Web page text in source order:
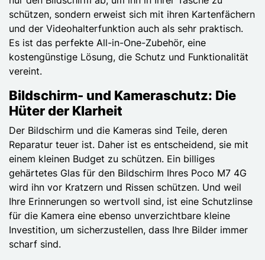
schützen, sondern erweist sich mit ihren Kartenfächern
und der Videohalterfunktion auch als sehr praktisch.
Es ist das perfekte All-in-One-Zubehör, eine
kostengünstige Lösung, die Schutz und Funktionalität
vereint.
Bildschirm- und Kameraschutz: Die
Hüter der Klarheit
Der Bildschirm und die Kameras sind Teile, deren
Reparatur teuer ist. Daher ist es entscheidend, sie mit
einem kleinen Budget zu schützen. Ein billiges
gehärtetes Glas für den Bildschirm Ihres Poco M7 4G
wird ihn vor Kratzern und Rissen schützen. Und weil
Ihre Erinnerungen so wertvoll sind, ist eine Schutzlinse
für die Kamera eine ebenso unverzichtbare kleine
Investition, um sicherzustellen, dass Ihre Bilder immer
scharf sind.